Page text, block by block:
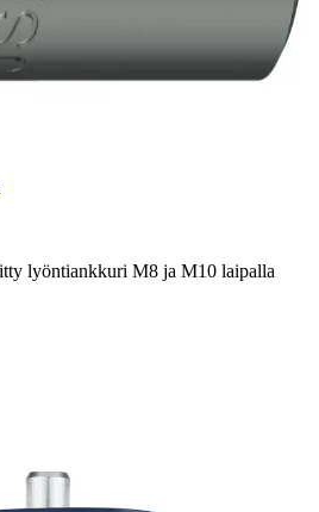
lyöntiankkuri M8 ja M10 laipalla